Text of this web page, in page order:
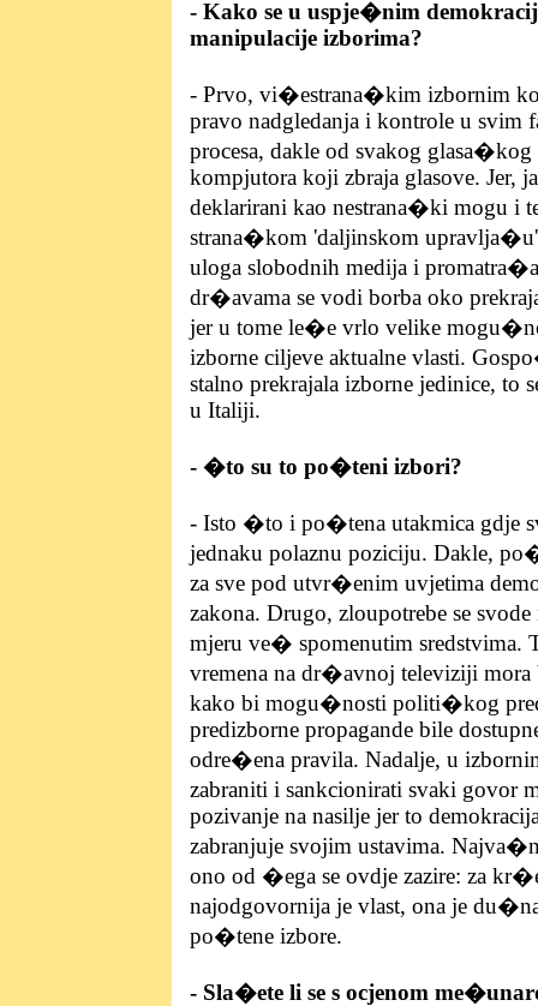
- Kako se u uspje�nim
manipulacije izborima?
- Prvo, vi�estrana�kim izbornim
pravo nadgledanja i kontrole u svim
procesa, dakle od svakog
kompjutora koji zbraja glasove. Jer,
deklarirani kao nestrana�ki mogu i
strana�kom 'daljinskom
uloga slobodnih medija i
dr�avama se vodi borba oko
jer u tome le�e vrlo velike
izborne ciljeve aktualne vlasti.
stalno prekrajala izborne jedinice, to
u Italiji.
- �to su to po�teni izbori?
- Isto �to i po�tena utakmica gdje
jednaku polaznu poziciju. Dakle,
za sve pod utvr�enim uvjetima
zakona. Drugo, zloupotrebe se
mjeru ve� spomenutim sredstvima.
vremena na dr�avnoj televiziji
kako bi mogu�nosti politi�kog
predizborne propagande bile
odre�ena pravila. Nadalje, u
zabraniti i sankcionirati svaki govor
pozivanje na nasilje jer to
zabranjuje svojim ustavima.
ono od �ega se ovdje zazire: za
najodgovornija je vlast, ona je
po�tene izbore.
- Sla�ete li se s ocjenom